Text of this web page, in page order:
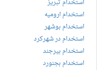
استخدام تبریز
استخدام ارومیه
استخدام بوشهر
استخدام در شهرکرد
استخدام بیرجند
استخدام بجنورد